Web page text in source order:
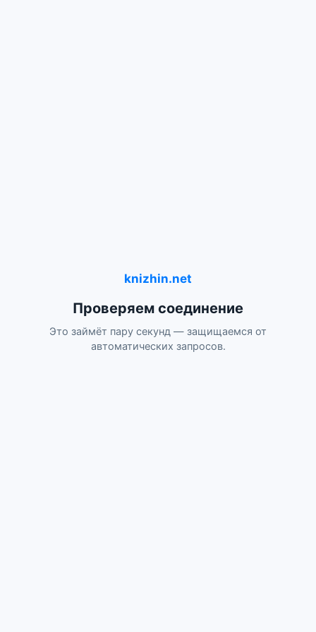
knizhin.net
Проверяем соединение
Это займёт пару секунд — защищаемся от
автоматических запросов.